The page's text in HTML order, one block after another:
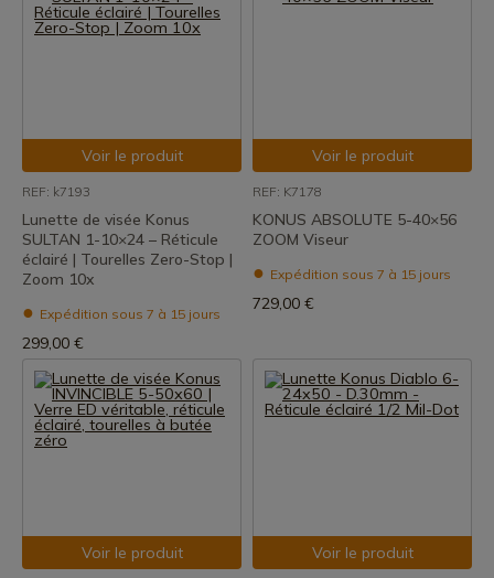
Voir le produit
REF: k7193
Lunette de visée Konus
SULTAN 1-10×24 – Réticule
éclairé | Tourelles Zero-Stop |
Zoom 10x
Expédition sous 7 à 15 jours
299,00 €
Voir le produit
REF: K7178
KONUS ABSOLUTE 5-40×56
ZOOM Viseur
Expédition sous 7 à 15 jours
729,00 €
Voir le produit Voir le produit